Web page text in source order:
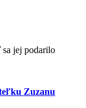
jej podarilo
Zuzanu